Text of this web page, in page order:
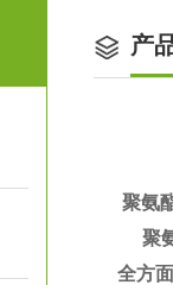
产
聚氨
聚氨
全方